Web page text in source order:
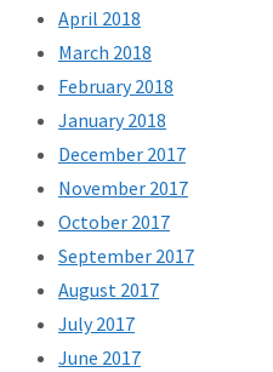
April 2018
March 2018
February 2018
January 2018
December 2017
November 2017
October 2017
September 2017
August 2017
July 2017
June 2017